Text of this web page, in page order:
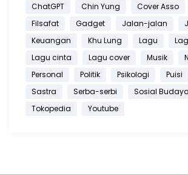
ChatGPT
Chin Yung Cover Asso
Filsafat
Gadget Jalan-jalan
Keuangan
Khu Lung Lagu
Lagu cinta
Lagu cover Musik
Personal
Politik Psikologi Puisi
Sastra
Serba-serbi
Sosial Budaya
Tokopedia
Youtube